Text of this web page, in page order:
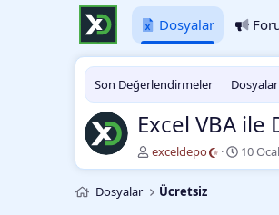
Dosyalar
Son Değerlendirmeler
Excel VBA ile
Y
a
a
exceldepo
O
l
10
Dosyalar Ücretsiz